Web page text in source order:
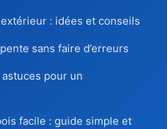
: idées et conseils
sans faire d’erreurs
pour un
facile : guide simple et